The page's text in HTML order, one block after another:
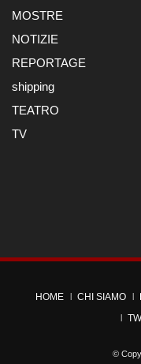
MOSTRE
NOTIZIE
REPORTAGE
shipping
TEATRO
TV
HOME CHI SIAMO
©